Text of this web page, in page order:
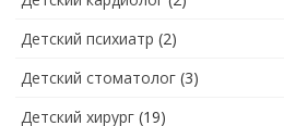
Детский психиатр (2)
Детский стоматолог (3)
Детский хирург (19)